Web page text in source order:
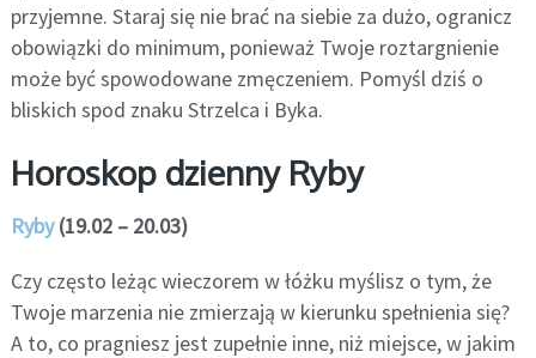
przyjemne. Staraj się nie brać na siebie za dużo, ogranicz
obowiązki do minimum, ponieważ Twoje roztargnienie
może być spowodowane zmęczeniem. Pomyśl dziś o
bliskich spod znaku Strzelca i Byka.
Horoskop dzienny Ryby
Ryby(19.02 – 20.03)
Czy często leżąc wieczorem w łóżku myślisz o tym, że
Twoje marzenia nie zmierzają w kierunku spełnienia się?
A to, co pragniesz jest zupełnie inne, niż miejsce, w jakim